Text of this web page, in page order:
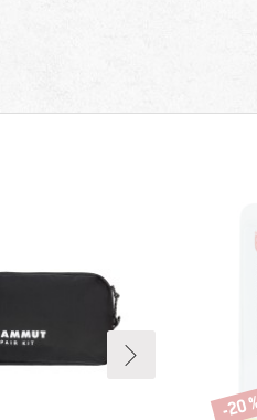
-20